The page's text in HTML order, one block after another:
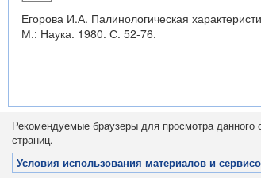
Егорова И.А. Палинологическая
М.: Наука. 1980. С. 52-76.
Рекомендуемые браузеры для просмотра данного
страниц.
Условия использования материалов и